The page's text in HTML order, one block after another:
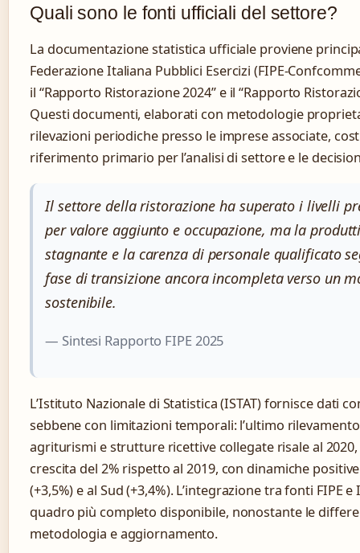
Quali sono le fonti ufficiali del settore?
La documentazione statistica ufficiale proviene
Federazione Italiana Pubblici Esercizi (FIPE-
il “Rapporto Ristorazione 2024” e il “Rapporto
Questi documenti, elaborati con metodologie
rilevazioni periodiche presso le imprese associate,
riferimento primario per l’analisi di settore e le
Il settore della ristorazione ha superato i livelli
per valore aggiunto e occupazione, ma la
stagnante e la carenza di personale qualificato
fase di transizione ancora incompleta verso un
sostenibile.
— Sintesi Rapporto FIPE 2025
L’Istituto Nazionale di Statistica (ISTAT) fornisce dati
sebbene con limitazioni temporali: l’ultimo
agriturismi e strutture ricettive collegate risale al
crescita del 2% rispetto al 2019, con dinamiche
(+3,5%) e al Sud (+3,4%). L’integrazione tra fonti FIPE e
quadro più completo disponibile, nonostante le
metodologia e aggiornamento.